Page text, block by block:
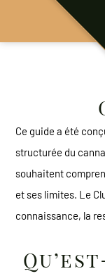
Ce guide a été
structurée du
souhaitent
et ses limites. Le
connaissance, la